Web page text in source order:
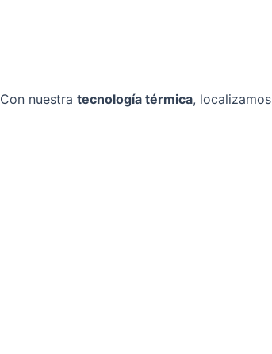
Con nuestra tecnología térmica, localizamos